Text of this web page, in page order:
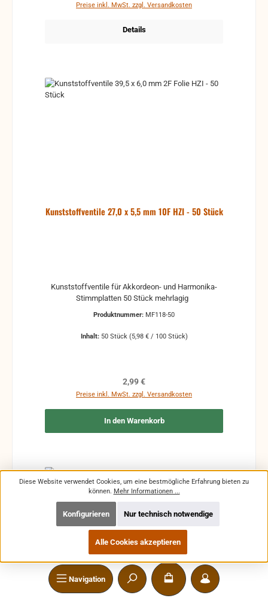
Navigation
Preise inkl. MwSt. zzgl. Versandkosten
Details
Kunststoffventile 27,0 x 5,5 mm 10F HZI - 50 Stück
Kunststoffventile für Akkordeon- und Harmonika-
Produktnummer: MF118-50
Inhalt: 50 Stück (5,98 € / 100 Stück)
Regulärer Preis:
2,99 €
Preise inkl. MwSt. zzgl. Versandkosten
In den Warenkorb
Diese Website verwendet Cookies, um eine bestmögliche Erfahrung bieten zu
können. Mehr Informationen ...
Nur technisch notwendige
Konfigurieren
Alle Cookies akzeptieren